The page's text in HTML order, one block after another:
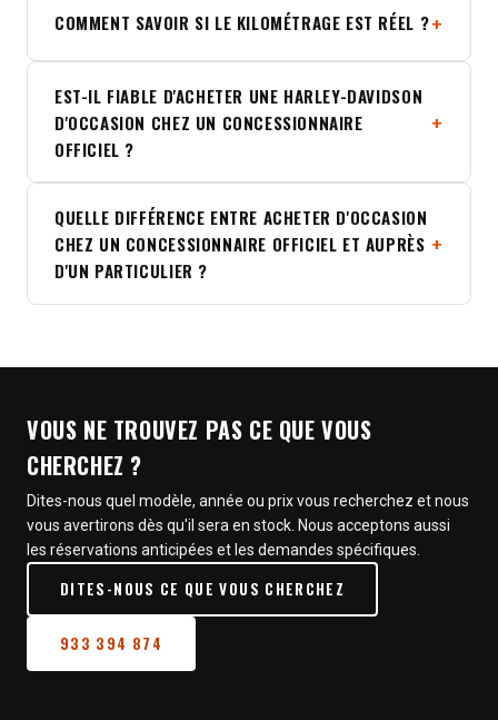
COMMENT SAVOIR SI LE KILOMÉTRAGE EST RÉEL ?
EST-IL FIABLE D'ACHETER UNE HARLEY-DAVIDSON
D'OCCASION CHEZ UN CONCESSIONNAIRE
OFFICIEL ?
QUELLE DIFFÉRENCE ENTRE ACHETER D'OCCASION
CHEZ UN CONCESSIONNAIRE OFFICIEL ET AUPRÈS
D'UN PARTICULIER ?
VOUS NE TROUVEZ PAS CE QUE VOUS
CHERCHEZ ?
Dites-nous quel modèle, année ou prix vous recherchez et nous
vous avertirons dès qu'il sera en stock. Nous acceptons aussi
les réservations anticipées et les demandes spécifiques.
DITES-NOUS CE QUE VOUS CHERCHEZ
933 394 874